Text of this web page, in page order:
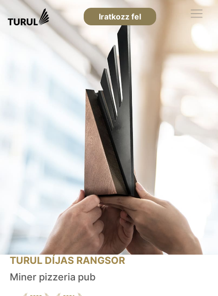
Iratkozz fel
TURUL DÍJAS RANGSOR
Miner pizzeria pub